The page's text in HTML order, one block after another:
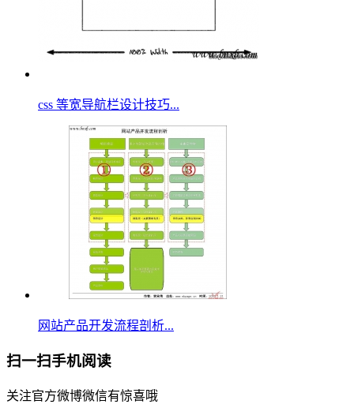
css 等宽导航栏设计技巧...
网站产品开发流程剖析...
扫一扫手机阅读
关注官方微博微信有惊喜哦